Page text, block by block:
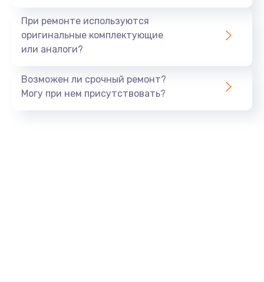
При ремонте используются
оригинальные комплектующие
или аналоги?
Возможен ли срочный ремонт?
Могу при нем присутствовать?